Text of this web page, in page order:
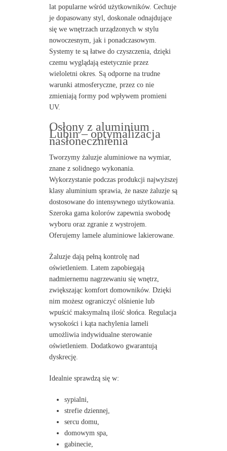
lat popularne wśród użytkowników. Cechuje
je dopasowany styl, doskonale odnajdujące
się we wnętrzach urządzonych w stylu
nowoczesnym, jak i ponadczasowym.
Systemy te są łatwe do czyszczenia, dzięki
czemu wyglądają estetycznie przez
wieloletni okres. Są odporne na trudne
warunki atmosferyczne, przez co nie
zmieniają formy pod wpływem promieni
UV.
Osłony z aluminium
Lubin – optymalizacja
nasłonecznienia
Tworzymy żaluzje aluminiowe na wymiar,
znane z solidnego wykonania.
Wykorzystanie podczas produkcji najwyższej
klasy aluminium sprawia, że nasze żaluzje są
dostosowane do intensywnego użytkowania.
Szeroka gama kolorów zapewnia swobodę
wyboru oraz zgranie z wystrojem.
Oferujemy lamele aluminiowe lakierowane.
Żaluzje dają pełną kontrolę nad
oświetleniem. Latem zapobiegają
nadmiernemu nagrzewaniu się wnętrz,
zwiększając komfort domowników. Dzięki
nim możesz ograniczyć olśnienie lub
wpuścić maksymalną ilość słońca. Regulacja
wysokości i kąta nachylenia lameli
umożliwia indywidualne sterowanie
oświetleniem. Dodatkowo gwarantują
dyskrecję.
Idealnie sprawdzą się w:
sypialni,
strefie dziennej,
sercu domu,
domowym spa,
gabinecie,